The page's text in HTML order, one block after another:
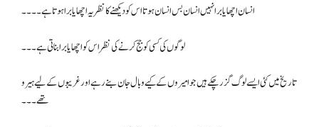
انسان اچھا یا برا نہیں انسان بس انسان ہوتا اس کو دیکھنے کا نظریہ اچھا یا برا ہوتا ہے۔۔۔۔
لوگوں کی کسی کو جج کرنے کی نظر اس کو اچھا یا برا بناتی ہے۔۔۔
تاریخ میں کئی ایسے لوگ گزر چکے ہیں جو امیروں کے کیے وبال جان بنے رہے اور غریبوں کے لیے ہیرو
تھے۔۔۔